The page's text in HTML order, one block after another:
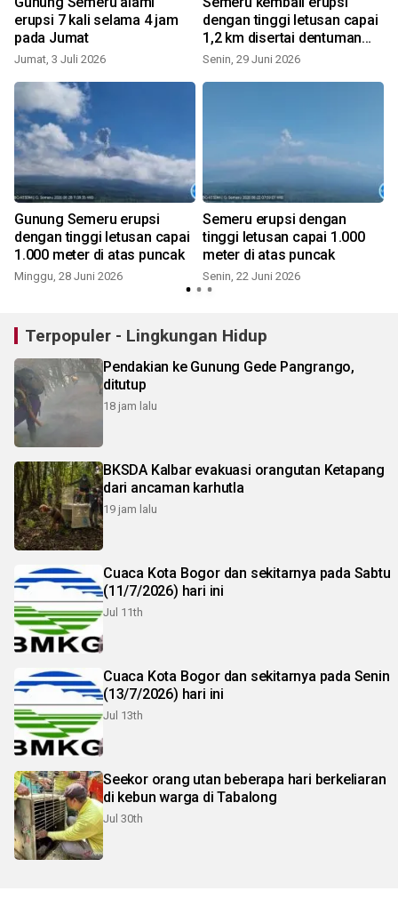
erupsi 7 kali selama 4 jam
pada Jumat
Jumat, 3 Juli 2026
dengan tinggi letusan capai
1,2 km disertai dentuman
sedang
Senin, 29 Juni 2026
Gunung Semeru erupsi
dengan tinggi letusan capai
1.000 meter di atas puncak
Minggu, 28 Juni 2026
Semeru erupsi dengan
tinggi letusan capai 1.000
meter di atas puncak
Senin, 22 Juni 2026
Terpopuler - Lingkungan Hidup
Pendakian ke Gunung Gede Pangrango,
ditutup
18 jam lalu
BKSDA Kalbar evakuasi orangutan Ketapang
dari ancaman karhutla
19 jam lalu
Cuaca Kota Bogor dan sekitarnya pada Sabtu
(11/7/2026) hari ini
Jul 11th
Cuaca Kota Bogor dan sekitarnya pada Senin
(13/7/2026) hari ini
Jul 13th
Seekor orang utan beberapa hari berkeliaran
di kebun warga di Tabalong
Jul 30th